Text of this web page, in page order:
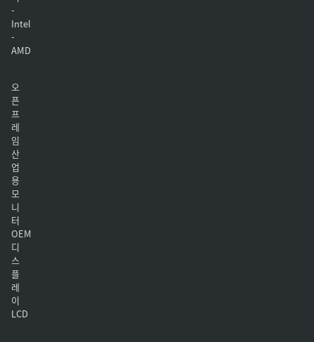
-
Intel
-
AMD
오
픈
프
레
임
산
업
용
모
니
터
OEM
디
스
플
레
이
LCD